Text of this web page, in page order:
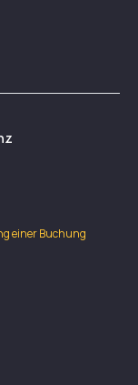
einer Buchung